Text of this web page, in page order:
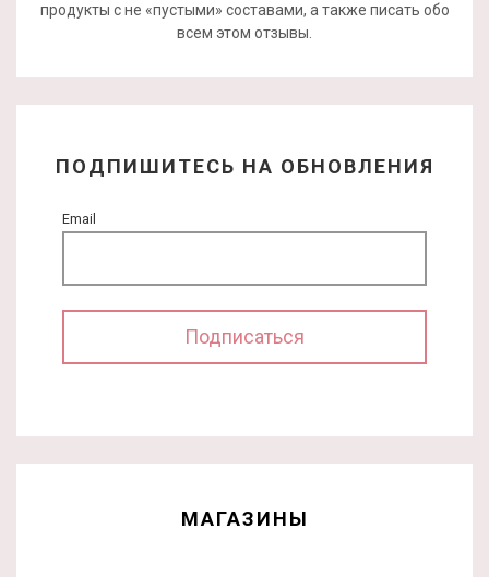
продукты с не «пустыми» составами, а также писать обо
всем этом отзывы.
ПОДПИШИТЕСЬ НА ОБНОВЛЕНИЯ
Email
МАГАЗИНЫ